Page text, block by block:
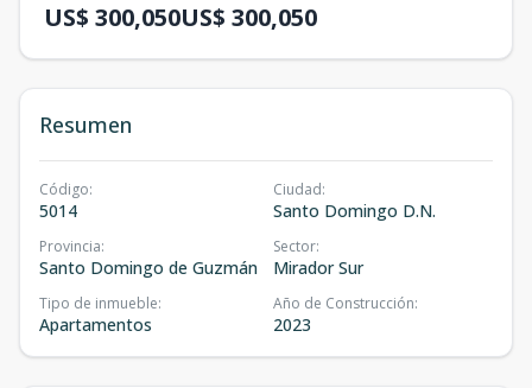
US$ 300,050US$ 300,050
Resumen
Código:
5014
Ciudad:
Santo Domingo D.N.
Provincia:
Santo Domingo de Guzmán
Sector:
Mirador Sur
Tipo de inmueble:
Apartamentos
Año de Construcción:
2023